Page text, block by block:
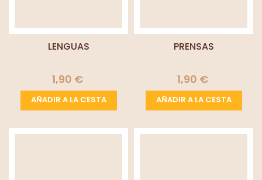
LENGUAS
1,90 €
AÑADIR A LA CESTA
PRENSAS
1,90 €
AÑADIR A LA CESTA